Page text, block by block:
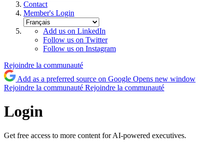
Contact
Member's Login
Add us on LinkedIn
Follow us on Twitter
Follow us on Instagram
Rejoindre la communauté
Add as a preferred source on Google Opens new window
Rejoindre la communauté Rejoindre la communauté
Login
Get free access to more content for AI-powered executives.